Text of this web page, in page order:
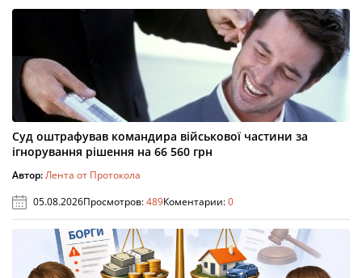
Суд оштрафував командира військової частини за
ігнорування рішення на 66 560 грн
Автор:Лента от Протокола
05.08.2026Просмотров:489Коментарии:0